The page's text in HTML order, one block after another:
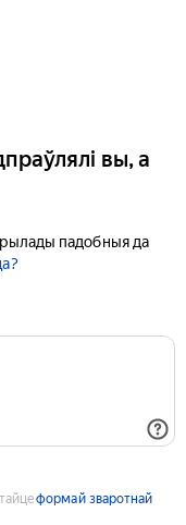
вы, а
падобныя да
формай зваротнай